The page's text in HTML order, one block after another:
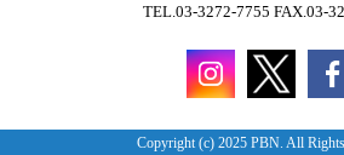
TEL.03-3272-7755 FAX.03-
Copyright (c) 2025 PBN. All